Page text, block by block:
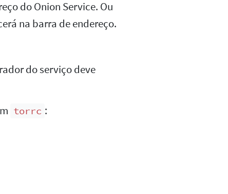
do Onion Service. Ou
na barra de endereço.
do serviço deve
torrc :